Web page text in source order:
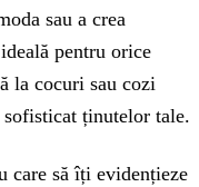
sau a crea
pentru orice
la cocuri sau cozi
ținutelor tale.
care să îți evidențieze